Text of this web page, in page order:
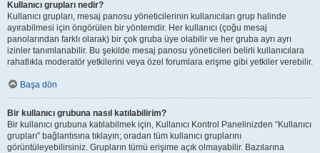
Kullanıcı grupları nedir?
Kullanıcı grupları, mesaj panosu yöneticilerinin kullanıcıları grup halinde
ayırabilmesi için öngörülen bir yöntemdir. Her kullanıcı (çoğu mesaj
panolarından farklı olarak) bir çok gruba üye olabilir ve her gruba ayrı ayrı
izinler tanımlanabilir. Bu şekilde mesaj panosu yöneticileri belirli kullanıcılara
rahatlıkla moderatör yetkilerini veya özel forumlara erişme gibi yetkiler verebilir.
Başa dön
Bir kullanıcı grubuna nasıl katılabilirim?
Bir kullanıcı grubuna katılabilmek için, Kullanıcı Kontrol Panelinizden “Kullanıcı
grupları” bağlantısına tıklayın; oradan tüm kullanıcı gruplarını
görüntüleyebilirsiniz. Grupların tümü erişime açık olmayabilir. Bazılarına